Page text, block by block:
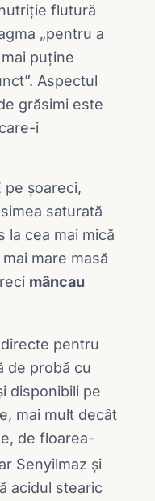
flutură
„pentru a
puține
Aspectul
grăsimi este
i
pe șoareci,
saturată
la cea mai mică
mare masă
mâncau
pentru
de probă cu
disponibili pe
mai mult decât
de floarea-
Senyilmaz și
acidul stearic